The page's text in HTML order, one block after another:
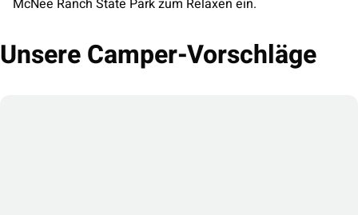
McNee Ranch State Park zum Relaxen ein.
Unsere Camper-Vorschläge